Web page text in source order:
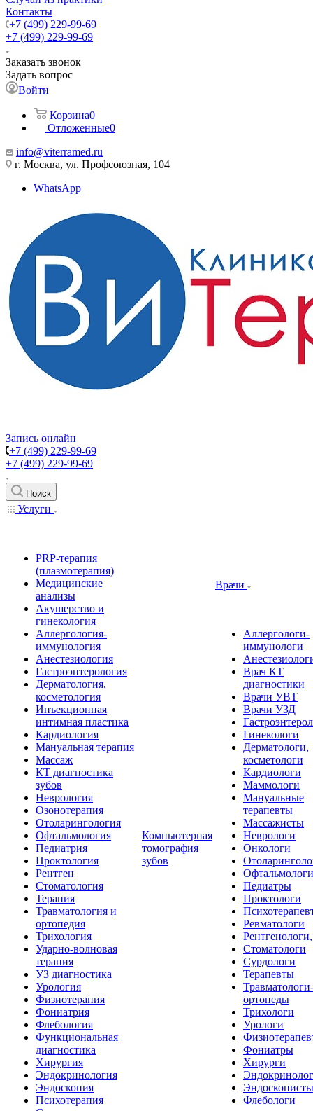
Контакты
+7 (499) 229-99-69
+7 (499) 229-99-69
Заказать звонок
Задать вопрос
Войти
Корзина0
Отложенные0
info@viterramed.ru
г. Москва, ул. Профсоюзная, 104
WhatsApp
Запись онлайн
+7 (499) 229-99-69
+7 (499) 229-99-69
Поиск
Услуги
PRP-терапия
(плазмотерапия)
Медицинские
анализы
Акушерство и
гинекология
Аллергология-
иммунология
Анестезиология
Гастроэнтерология
Дерматология,
косметология
Инъекционная
интимная пластика
Кардиология
Мануальная терапия
Массаж
КТ диагностика
зубов
Неврология
Озонотерапия
Отоларингология
Офтальмология
Педиатрия
Проктология
Рентген
Стоматология
Терапия
Травматология и
ортопедия
Трихология
Ударно-волновая
терапия
УЗ диагностика
Урология
Физиотерапия
Фониатрия
Флебология
Функциональная
диагностика
Хирургия
Эндокринология
Эндоскопия
Психотерапия
Компьютерная
томография
зубов
Врачи
Аллергологи-
иммунологи
Врач КТ
диагностики
Врачи УВТ
Врачи УЗД
Гинекологи
Дерматологи,
косметологи
Кардиологи
Маммологи
Мануальные
терапевты
Массажисты
Неврологи
Онкологи
Офтальмологи
Педиатры
Проктологи
Ревматологи
Стоматологи
Сурдологи
Терапевты
Травматологи-
ортопеды
Трихологи
Урологи
Фониатры
Хирурги
Эндоскописты
Флебологи